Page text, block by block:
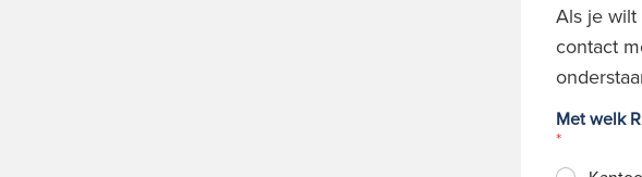
Als je
contact
Met welk
*